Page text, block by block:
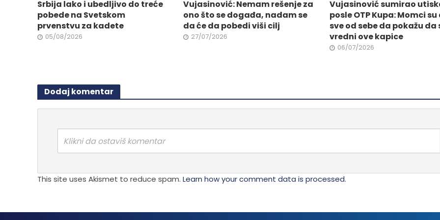
stranici
proizvoda.
proizvoda.
stranici
proizvoda.
Srbija lako i ubedljivo do treće
pobede na Svetskom
prvenstvu za kadete
05/08/2026
Vujasinović: Nemam rešenje za
ono što se događa, nadam se
da će da pobedi viši cilj
27/07/2026
Vujasinović sumirao
posle OTP Kupa: Momci
sve od sebe da pokažu da
vredni ove kapice
06/07/2026
Dodaj komentar
Klikni da ostaviš komentar
This site uses Akismet to reduce spam. Learn how your comment data is processed.